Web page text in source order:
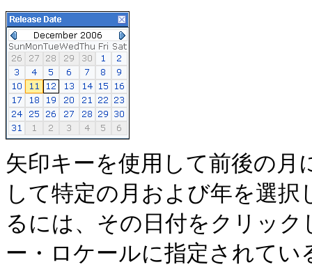
矢印キーを使用して前後の
して特定の月および年を選
るには、その日付をクリッ
ー・ロケールに指定されて